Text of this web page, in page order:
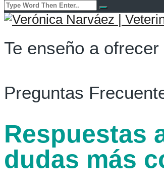
Te enseño a
Preguntas
Respuestas
dudas más